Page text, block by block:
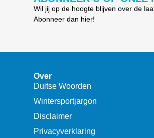
Wil jij op de hoogte blijven over de
Abonneer dan hier!
Over
Duitse Woorden
Wintersportjargon
Disclaimer
Privacyverklaring